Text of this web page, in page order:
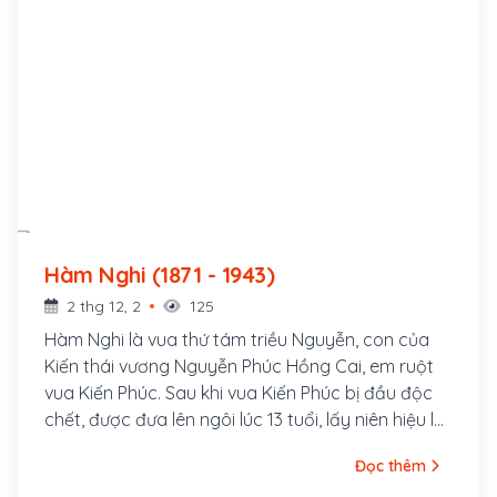
Hàm Nghi (1871 - 1943)
2 thg 12, 2 125
Hàm Nghi là vua thứ tám triều Nguyễn, con của
Kiến thái vương Nguyễn Phúc Hồng Cai, em ruột
vua Kiến Phúc. Sau khi vua Kiến Phúc bị đầu độc
chết, được đưa lên ngôi lúc 13 tuổi, lấy niên hiệu là
Đọc thêm